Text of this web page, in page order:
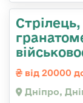
від 20000
Дніпро,